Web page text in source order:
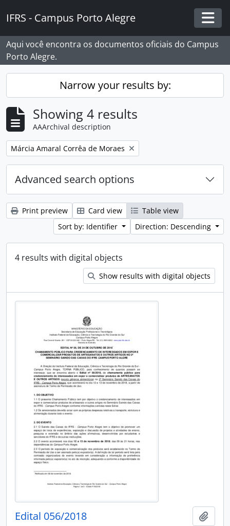
IFRS - Campus Porto Alegre
Aqui você encontra os documentos oficiais do Campus
Porto Alegre.
Narrow your results by:
Showing 4 results
AAArchival description
Remove filter:
Márcia Amaral Corrêa de Moraes
Advanced search options
Print preview Card view
Table view
Sort by: Identifier
Direction: Descending
4 results with digital objects
Show results with digital objects
Edital 056/2018